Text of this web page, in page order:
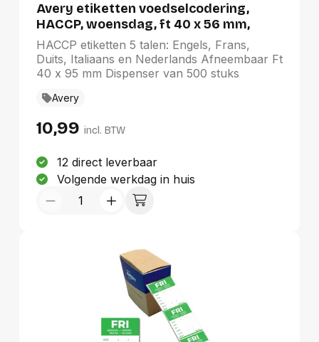
Avery etiketten voedselcodering,
HACCP, woensdag, ft 40 x 56 mm,
dispenser van 500 stuks
HACCP etiketten 5 talen: Engels, Frans,
Duits, Italiaans en Nederlands Afneembaar Ft
40 x 95 mm Dispenser van 500 stuks
Avery
10,99 incl. BTW
12 direct leverbaar
Volgende werkdag in huis